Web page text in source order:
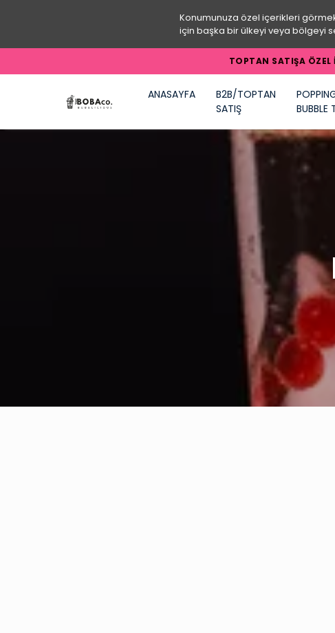
Konumunuza özel içerikleri
için başka bir ülkeyi veya bölgeyi
TOPTAN SATIŞA
ANASAYFA
B2B/TOPTAN
SATIŞ
BUBBLE